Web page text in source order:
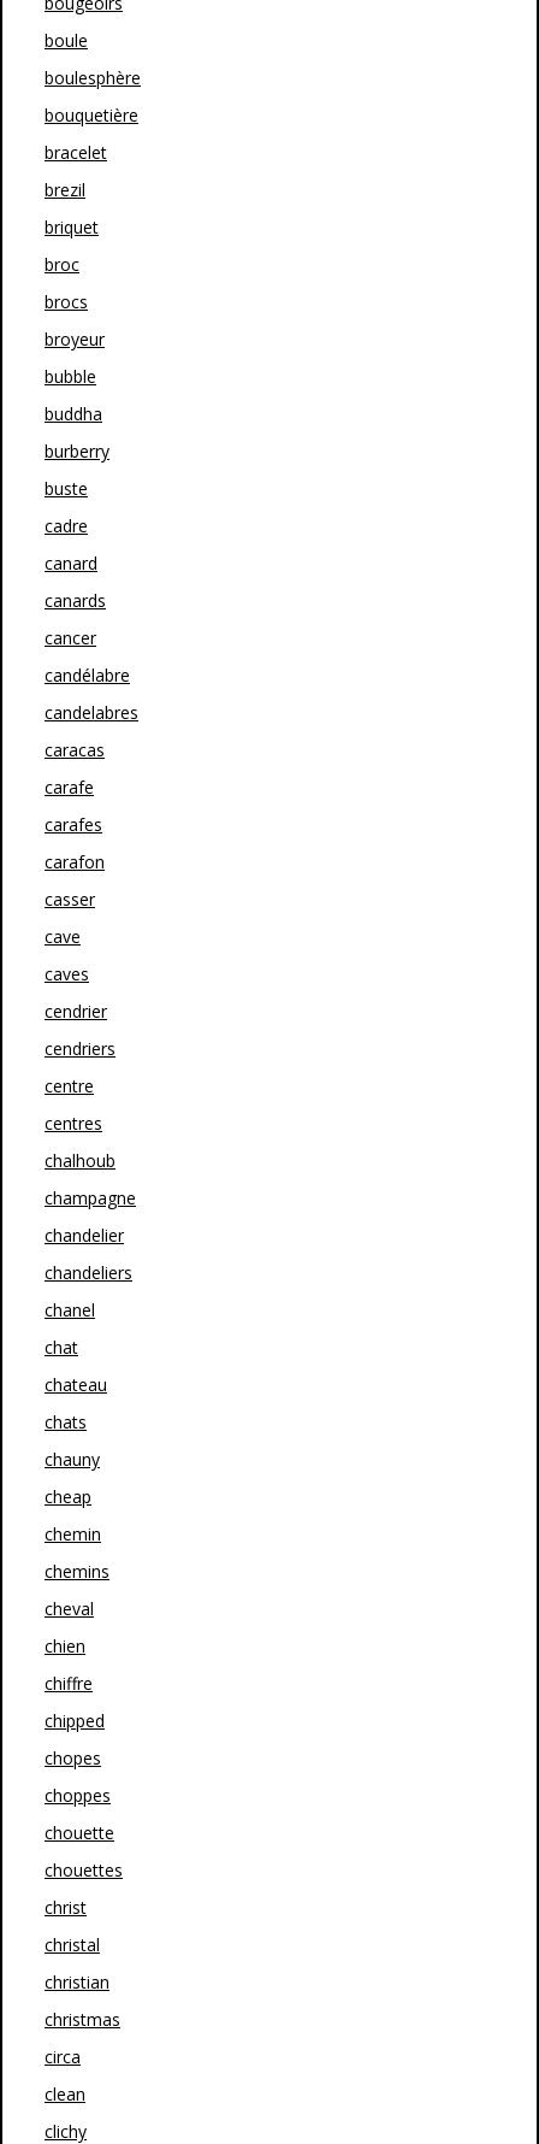
boule
boulesphère
bouquetière
bracelet
brezil
briquet
broc
brocs
broyeur
bubble
buddha
burberry
buste
cadre
canard
canards
cancer
candélabre
candelabres
caracas
carafe
carafes
carafon
casser
cave
caves
cendrier
cendriers
centre
centres
chalhoub
champagne
chandelier
chandeliers
chanel
chat
chateau
chats
chauny
cheap
chemin
chemins
cheval
chien
chiffre
chipped
chopes
choppes
chouette
chouettes
christ
christal
christian
christmas
circa
clean
clichy